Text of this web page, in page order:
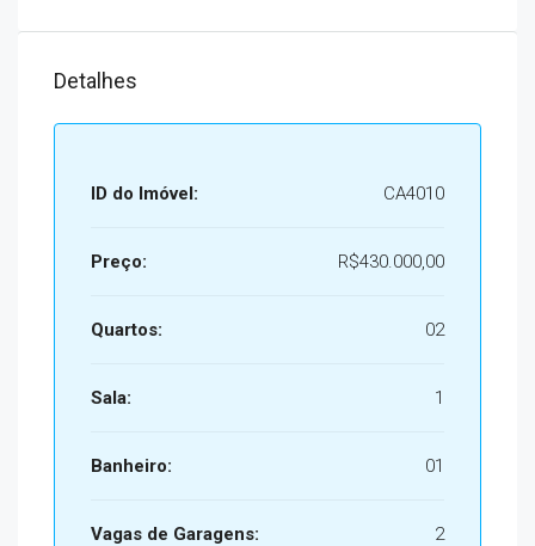
Detalhes
ID do Imóvel: CA4010
Preço: R$430.000,00
Quartos: 02
Sala: 1
Banheiro: 01
Vagas de Garagens: 2